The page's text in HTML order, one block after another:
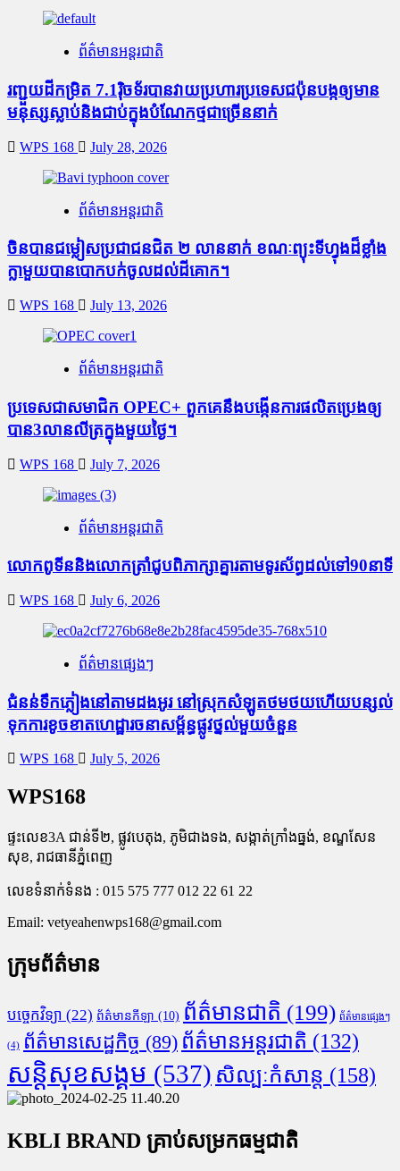
ព័ត៌មានអន្តរជាតិ
រញ្ជួយដីកម្រិត​ 7.1រ៉ិចទ័របានវាយប្រហារប្រទេសជប៉ុនបង្កឲ្យមាន
មនុស្សស្លាប់​និង​ជាប់ក្នុងបំណែកថ្មជាច្រើននាក់
WPS 168 July 28, 2026
ព័ត៌មានអន្តរជាតិ
ចិនបានជម្លៀសប្រជាជនជិត ២ លាននាក់ ខណៈព្យុះទីហ្វុងដ៏ខ្លាំង
ក្លាមួយបានបោកបក់ចូលដល់ដីគោក។
WPS 168 July 13, 2026
ព័ត៌មានអន្តរជាតិ
ប្រទេសជាសមាជិក OPEC+​ ពួកគេនឹងបង្កើនការផលិតប្រេងឲ្យ
បាន3លានលីត្រក្នុងមួយថ្ងៃ។
WPS 168 July 7, 2026
ព័ត៌មានអន្តរជាតិ
លោកពូទីននិងលោកត្រាំជូបពិភាក្សាគ្នារតាមទូរស័ព្ធដល់ទៅ90នាទី
WPS 168 July 6, 2026
ព័ត៌មានផ្សេងៗ
ជំនន់​ទឹកភ្លៀង​នៅ​តាម​ដងអូរ​ នៅ​ស្រុក​សំឡូត​ថមថយ​ហើយ​បន្សល់​
ទុក​ការ​ខូចខាត​ហេដ្ឋារចនាសម្ព័ន្ធ​ផ្លូវថ្នល់​មួយ​ចំនួន
WPS 168 July 5, 2026
WPS168
ផ្ទះលេខ3A ជាន់ទី២, ផ្លូវបេតុង, ភូមិជាងទង, សង្កាត់ក្រាំងធ្នង់, ខណ្ឌសែន
សុខ, រាជធានីភ្នំពេញ
លេខទំនាក់ទំនង : 015 575 777 012 22 61 22
Email: vetyeahenwps168@gmail.com
ក្រុមព័ត៌មាន
បច្ចេកវិទ្យា (22) ព័ត៌មានកីឡា (10) ព័ត៌មានជាតិ (199) ព័ត៌មានផ្សេងៗ
(4) ព័ត៌មានសេដ្ឋកិច្ច (89) ព័ត៌មានអន្តរជាតិ (132)
សន្តិសុខសង្គម (537) សិល្បៈកំសាន្ត (158)
KBLI BRAND គ្រាប់សម្រកធម្មជាតិ